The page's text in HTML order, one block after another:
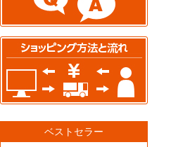
ベストセラー